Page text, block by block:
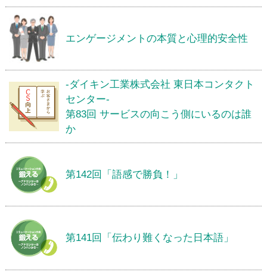
エンゲージメントの本質と心理的安全性
-ダイキン工業株式会社 東日本コンタクト
センター-
第83回 サービスの向こう側にいるのは誰
か
第142回「語感で勝負！」
第141回「伝わり難くなった日本語」